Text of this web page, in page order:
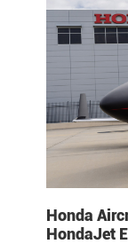
Honda
HondaJet